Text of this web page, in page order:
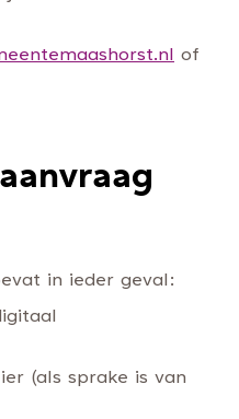
of
naar een andere
in ieder geval:
(als sprake is van